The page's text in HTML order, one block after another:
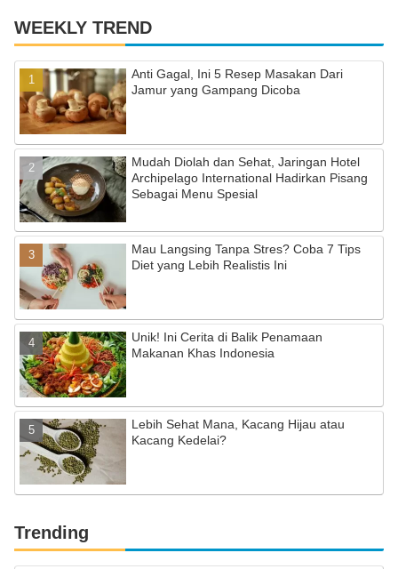
WEEKLY TREND
Anti Gagal, Ini 5 Resep Masakan Dari
Jamur yang Gampang Dicoba
Mudah Diolah dan Sehat, Jaringan Hotel
Archipelago International Hadirkan Pisang
Sebagai Menu Spesial
Mau Langsing Tanpa Stres? Coba 7 Tips
Diet yang Lebih Realistis Ini
Unik! Ini Cerita di Balik Penamaan
Makanan Khas Indonesia
Lebih Sehat Mana, Kacang Hijau atau
Kacang Kedelai?
Trending